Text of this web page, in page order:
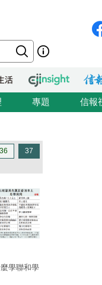
專題 信報
36 37
學聯和學